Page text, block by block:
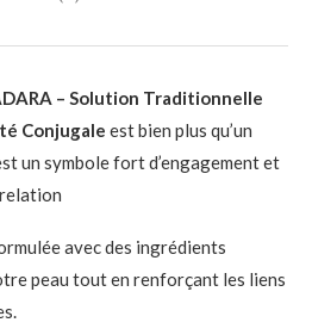
– Solution Traditionnelle
Conjugale est bien plus qu’un
un symbole fort d’engagement et
avec des ingrédients
peau tout en renforçant les liens